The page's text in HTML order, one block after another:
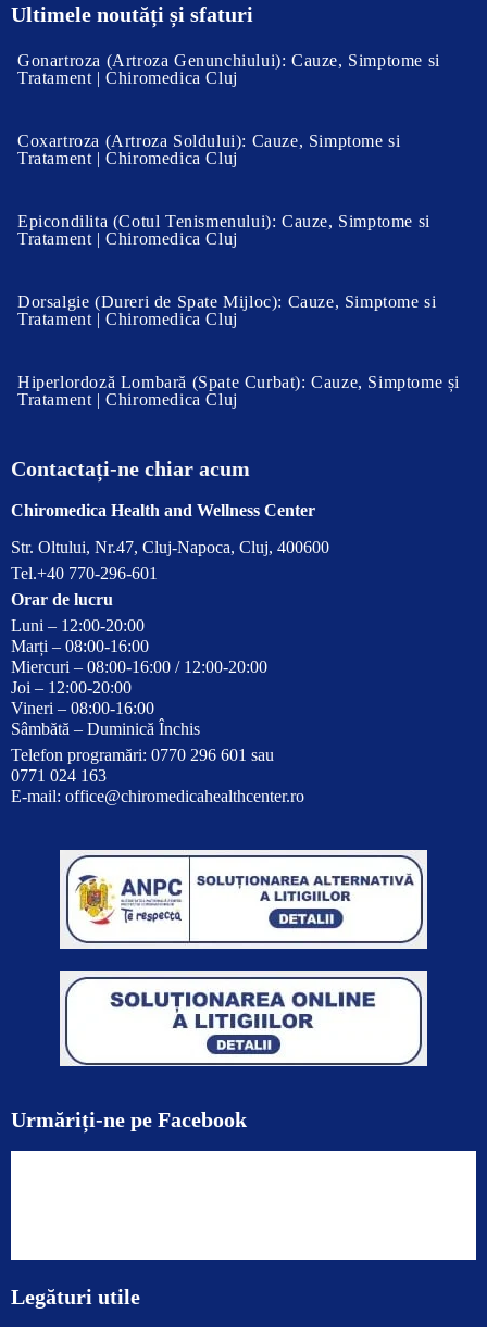
Ultimele noutăți și sfaturi
Gonartroza (Artroza Genunchiului): Cauze, Simptome si
Tratament | Chiromedica Cluj
Coxartroza (Artroza Soldului): Cauze, Simptome si
Tratament | Chiromedica Cluj
Epicondilita (Cotul Tenismenului): Cauze, Simptome si
Tratament | Chiromedica Cluj
Dorsalgie (Dureri de Spate Mijloc): Cauze, Simptome si
Tratament | Chiromedica Cluj
Hiperlordoză Lombară (Spate Curbat): Cauze, Simptome și
Tratament | Chiromedica Cluj
Contactați-ne chiar acum
Chiromedica Health and Wellness Center
Str. Oltului, Nr.47, Cluj-Napoca, Cluj, 400600
Tel.+40 770-296-601
Orar de lucru
Luni – 12:00-20:00
Marți – 08:00-16:00
Miercuri – 08:00-16:00 / 12:00-20:00
Joi – 12:00-20:00
Vineri – 08:00-16:00
Sâmbătă – Duminică Închis
Telefon programări: 0770 296 601 sau
0771 024 163
E-mail: office@chiromedicahealthcenter.ro
Urmăriți-ne pe Facebook
Legături utile